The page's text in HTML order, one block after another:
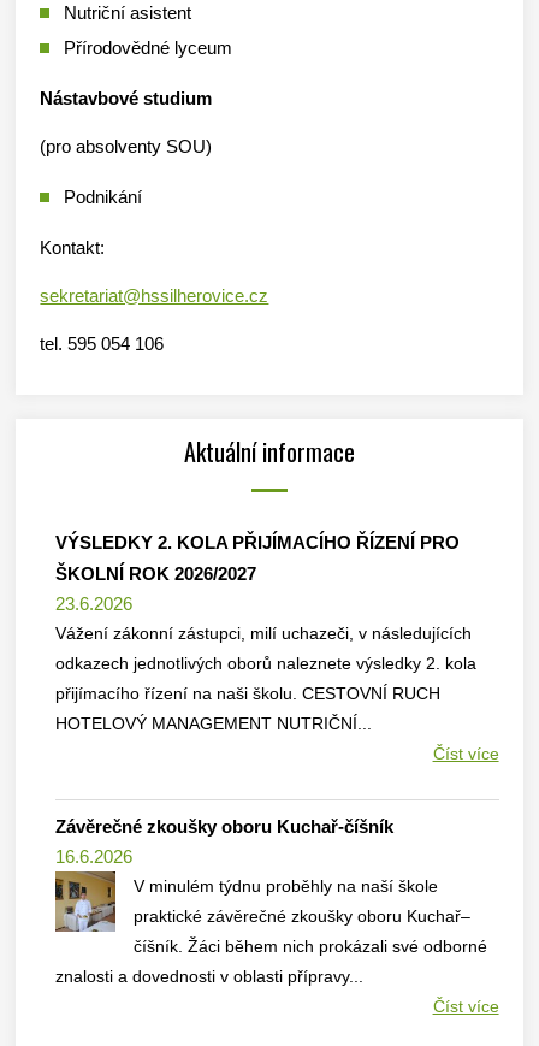
Nutriční asistent
Přírodovědné lyceum
Nástavbové studium
(pro absolventy SOU)
Podnikání
Kontakt:
sekretariat@hssilherovice.cz
tel. 595 054 106
Aktuální informace
VÝSLEDKY 2. KOLA PŘIJÍMACÍHO ŘÍZENÍ PRO
ŠKOLNÍ ROK 2026/2027
23.6.2026
Vážení zákonní zástupci, milí uchazeči, v následujících
odkazech jednotlivých oborů naleznete výsledky 2. kola
přijímacího řízení na naši školu. CESTOVNÍ RUCH
HOTELOVÝ MANAGEMENT NUTRIČNÍ...
Číst více
Závěrečné zkoušky oboru Kuchař-číšník
16.6.2026
V minulém týdnu proběhly na naší škole
praktické závěrečné zkoušky oboru Kuchař–
číšník. Žáci během nich prokázali své odborné
znalosti a dovednosti v oblasti přípravy...
Číst více